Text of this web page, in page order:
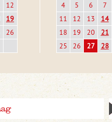
12
19
26
4
5 6 7
11
12 13 14
18
19 20 21
25
26 27 28